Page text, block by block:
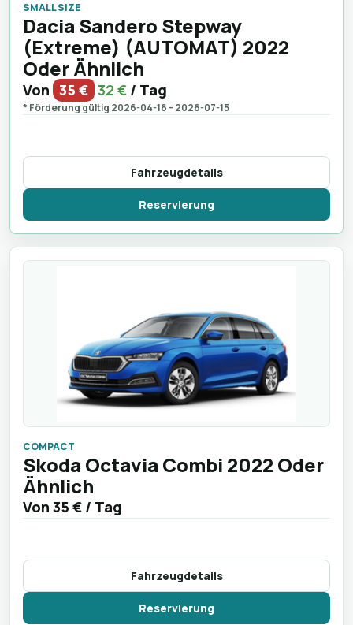
SMALL SIZE
Dacia Sandero Stepway
(Extreme) (AUTOMAT) 2022
Oder Ähnlich
Von 35 € 32 € / Tag
* Förderung gültig 2026-04-16 - 2026-07-15
Fahrzeugdetails
Reservierung
COMPACT
Skoda Octavia Combi 2022 Oder
Ähnlich
Von 35 € / Tag
Fahrzeugdetails
Reservierung